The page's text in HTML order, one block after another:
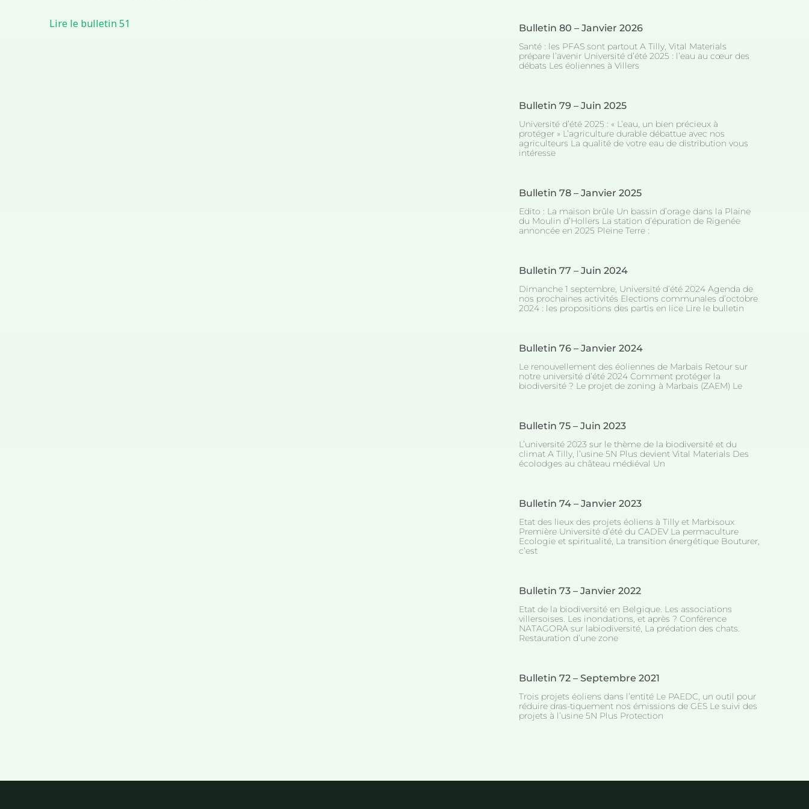
Lire le bulletin 51 Bulletin 80 – Janvier 2026
Santé : les PFAS sont partout A Tilly, Vital Materials
prépare l’avenir Université d’été 2025 : l’eau au cœur des
débats Les éoliennes à Villers
Bulletin 79 – Juin 2025
Université d’été 2025 : « L’eau, un bien précieux à
protéger » L’agriculture durable débattue avec nos
agriculteurs La qualité de votre eau de distribution vous
intéresse
Bulletin 78 – Janvier 2025
Edito : La maison brûle Un bassin d’orage dans la Plaine
du Moulin d’Hollers La station d’épuration de Rigenée
annoncée en 2025 Pleine Terre :
Bulletin 77 – Juin 2024
Dimanche 1 septembre, Université d’été 2024 Agenda de
nos prochaines activités Elections communales d’octobre
2024 : les propositions des partis en lice Lire le bulletin
Bulletin 76 – Janvier 2024
Le renouvellement des éoliennes de Marbais Retour sur
notre université d’été 2024 Comment protéger la
biodiversité ? Le projet de zoning à Marbais (ZAEM) Le
Bulletin 75 – Juin 2023
L’université 2023 sur le thème de la biodiversité et du
climat A Tilly, l’usine 5N Plus devient Vital Materials Des
écolodges au château médiéval Un
Bulletin 74 – Janvier 2023
Etat des lieux des projets éoliens à Tilly et Marbisoux
Première Université d’été du CADEV La permaculture
Ecologie et spiritualité, La transition énergétique Bouturer,
c’est
Bulletin 73 – Janvier 2022
Etat de la biodiversité en Belgique. Les associations
villersoises. Les inondations, et après ? Conférence
NATAGORA sur labiodiversité, La prédation des chats.
Restauration d’une zone
Bulletin 72 – Septembre 2021
Trois projets éoliens dans l’entité Le PAEDC, un outil pour
réduire dras-tiquement nos émissions de GES Le suivi des
projets à l’usine 5N Plus Protection